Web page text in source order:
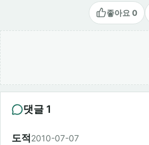
좋아요 0
댓글 1
도적2010-07-07